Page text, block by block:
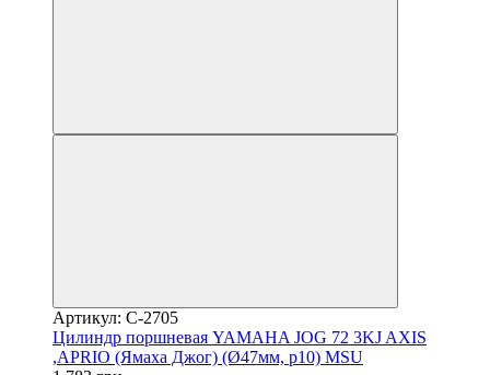
Артикул: C-2705
Цилиндр поршневая YAMAHA JOG 72 3KJ AXIS
,APRIO (Ямаха Джог) (Ø47мм, p10) MSU